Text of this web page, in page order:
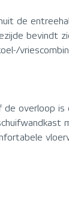
de
bevindt
overloop